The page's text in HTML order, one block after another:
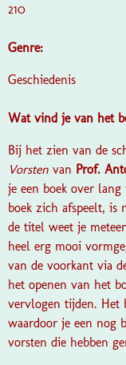
210
Genre:
Geschiedenis
Wat vind je van het
Bij het zien van de
Vorsten van Prof.
je een boek over
boek zich afspeelt, is
de titel weet je
heel erg mooi
van de voorkant via
het openen van het
vervlogen tijden. Het
waardoor je een nog
vorsten die hebben